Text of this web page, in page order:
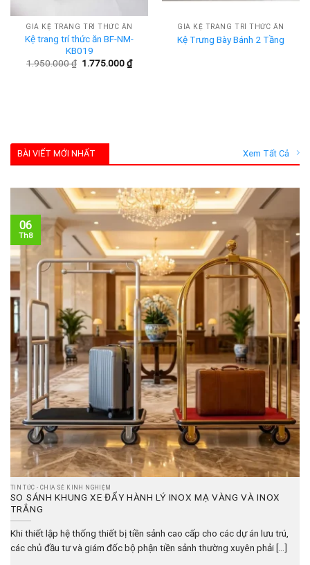
GIÁ KỆ TRANG TRÍ THỨC ĂN
Kệ trang trí thức ăn BF-NM-
KB019
1.950.000₫ Giá
1.775.000₫Giá
hiện
GIÁ KỆ TRANG TRÍ THỨC ĂN
Kệ Trưng Bày Bánh 2 Tầng
BÀI VIẾT MỚI NHẤT Xem Tất Cả
TIN TỨC - CHIA SẺ KINH NGHIỆM
SO SÁNH KHUNG XE ĐẨY HÀNH LÝ INOX MẠ VÀNG VÀ INOX
TRẮNG
Khi thiết lập hệ thống thiết bị tiền sảnh cao cấp cho các dự án lưu trú,
các chủ đầu tư và giám đốc bộ phận tiền sảnh thường xuyên phải [...]
06
Th8